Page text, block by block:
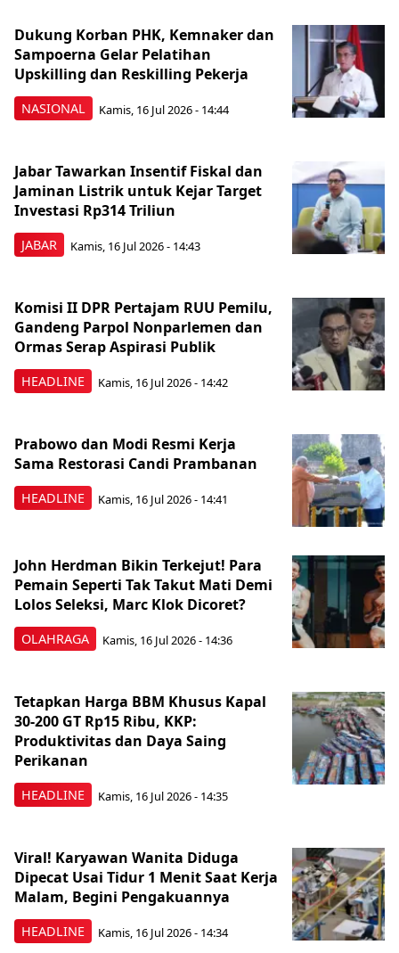
NASIONAL
Dukung Korban PHK, Kemnaker dan
Sampoerna Gelar Pelatihan
Upskilling dan Reskilling Pekerja
Kamis, 16 Jul 2026 - 14:44
JABAR
Jabar Tawarkan Insentif Fiskal dan
Jaminan Listrik untuk Kejar Target
Investasi Rp314 Triliun
Kamis, 16 Jul 2026 - 14:43
HEADLINE
Komisi II DPR Pertajam RUU Pemilu,
Gandeng Parpol Nonparlemen dan
Ormas Serap Aspirasi Publik
Kamis, 16 Jul 2026 - 14:42
HEADLINE
Prabowo dan Modi Resmi Kerja
Sama Restorasi Candi Prambanan
Kamis, 16 Jul 2026 - 14:41
OLAHRAGA
John Herdman Bikin Terkejut! Para
Pemain Seperti Tak Takut Mati Demi
Lolos Seleksi, Marc Klok Dicoret?
Kamis, 16 Jul 2026 - 14:36
HEADLINE
Tetapkan Harga BBM Khusus Kapal
30-200 GT Rp15 Ribu, KKP:
Produktivitas dan Daya Saing
Perikanan
Kamis, 16 Jul 2026 - 14:35
HEADLINE
Viral! Karyawan Wanita Diduga
Dipecat Usai Tidur 1 Menit Saat Kerja
Malam, Begini Pengakuannya
Kamis, 16 Jul 2026 - 14:34